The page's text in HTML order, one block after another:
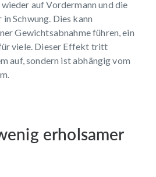
auf Vordermann und die
Schwung. Dies kann
Gewichtsabnahme führen, ein
viele. Dieser Effekt tritt
auf, sondern ist abhängig vom
erholsamer